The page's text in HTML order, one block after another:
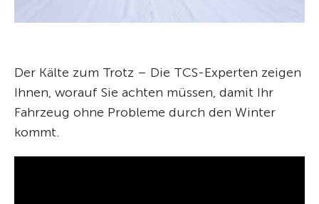
Der Kälte zum Trotz – Die TCS-Experten zeigen
Ihnen, worauf Sie achten müssen, damit Ihr
Fahrzeug ohne Probleme durch den Winter
kommt.